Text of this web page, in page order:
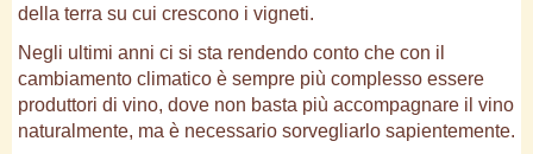
della terra su cui crescono i vigneti.
Negli ultimi anni ci si sta rendendo conto che con il
cambiamento climatico è sempre più complesso essere
produttori di vino, dove non basta più accompagnare il vino
naturalmente, ma è necessario sorvegliarlo sapientemente.